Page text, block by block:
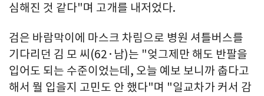
심해진 것 같다"며 고개를 내저었다.
검은 바람막이에 마스크 차림으로 병원 셔틀버스를
기다리던 김 모 씨(62·남)는 "엊그제만 해도 반팔을
입어도 되는 수준이었는데, 오늘 예보 보니까 춥다고
해서 뭘 입을지 고민도 안 했다"며 "일교차가 커서 감